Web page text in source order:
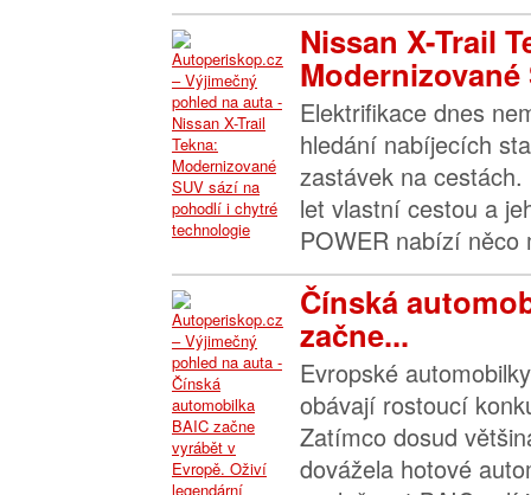
Nissan X-Trail
Modernizované
Elektrifikace dnes
hledání nabíjecích
zastávek na
let vlastní cestou a
POWER nabízí něco
Čínská
začne...
Evropské
obávají rostoucí
Zatímco dosud
dovážela hotové